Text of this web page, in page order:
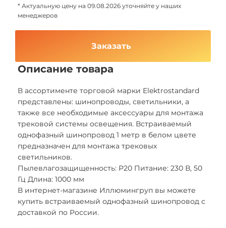
* Актуальную цену на 09.08.2026 уточняйте у наших
менеджеров
Заказать
Описание товара
В ассортименте торговой марки Elektrostandard
представлены: шинопроводы, светильники, а
также все необходимые аксессуары для монтажа
трековой системы освещения. Встраиваемый
однофазный шинопровод 1 метр в белом цвете
предназначен для монтажа трековых
светильников.
Пылевлагозащищенность: Р20 Питание: 230 В, 50
Гц Длина: 1000 мм
В интернет-магазине Иллюмингруп вы можете
купить встраиваемый однофазный шинопровод с
доставкой по России.